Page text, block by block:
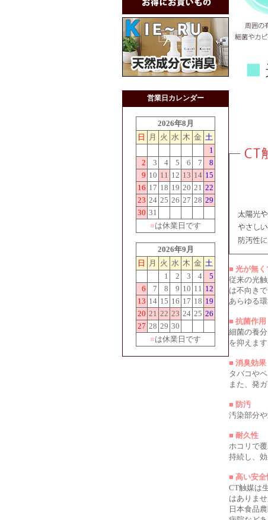
営業日カレンダー
2026年8月
日
月 火 水 木 金 土
1
2
3 4 5 6 7
8
9 10 11 12 13 14 15
16 17 18 19 20 21 22
23 24 25 26 27 28 29
30 31
■は休業日です
2026年9月
日
月 火 水 木 金 土
1
2 3 4
5
6
7 8 9 10 11 12
13 14 15 16 17 18 19
20 21 22 23 24 25 26
27 28 29 30
■は休業日です
■ 光が無
従来の光
は不向き
あらゆる
■ 抗菌作用
細菌の養
を抑えます
■ 消臭効果
タバコや
また、発
■ 防汚
汚染部分
■ 耐久性
ホコリで
持続し、効
■ 高い安全
CT触媒は
はありま
日本食品